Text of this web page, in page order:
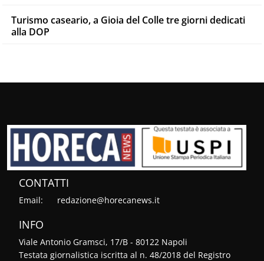
Turismo caseario, a Gioia del Colle tre giorni dedicati
alla DOP
CONTATTI
Email: redazione@horecanews.it
INFO
Viale Antonio Gramsci, 17/B - 80122 Napoli
Testata giornalistica iscritta al n. 48/2018 del Registro